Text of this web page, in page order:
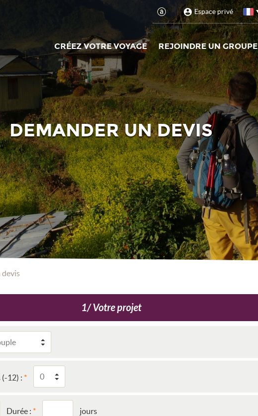
Espace privé
CRÉEZ VOTRE VOYAGE REJOINDRE UN GROUPE
devis
DEMANDER UN DEVIS
1/ Votre projet
(-12) :
Durée : jours